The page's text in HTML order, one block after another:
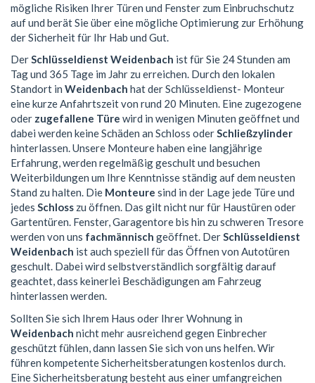
mögliche Risiken Ihrer Türen und Fenster zum Einbruchschutz
auf und berät Sie über eine mögliche Optimierung zur Erhöhung
der Sicherheit für Ihr Hab und Gut.
DerSchlüsseldienst Weidenbach ist für Sie 24 Stunden am
Tag und 365 Tage im Jahr zu erreichen. Durch den lokalen
Standort in Weidenbach hat der Schlüsseldienst- Monteur
eine kurze Anfahrtszeit von rund 20 Minuten. Eine zugezogene
oder zugefallene Türe wird in wenigen Minuten geöffnet und
dabei werden keine Schäden an Schloss oderSchließzylinder
hinterlassen. Unsere Monteure haben eine langjährige
Erfahrung, werden regelmäßig geschult und besuchen
Weiterbildungen um Ihre Kenntnisse ständig auf dem neusten
Stand zu halten. Die Monteure sind in der Lage jede Türe und
jedes Schloss zu öffnen. Das gilt nicht nur für Haustüren oder
Gartentüren. Fenster, Garagentore bis hin zu schweren Tresore
werden von uns fachmännisch geöffnet. DerSchlüsseldienst
Weidenbach ist auch speziell für das Öffnen von Autotüren
geschult. Dabei wird selbstverständlich sorgfältig darauf
geachtet, dass keinerlei Beschädigungen am Fahrzeug
hinterlassen werden.
Sollten Sie sich Ihrem Haus oder Ihrer Wohnung in
Weidenbach nicht mehr ausreichend gegen Einbrecher
geschützt fühlen, dann lassen Sie sich von uns helfen. Wir
führen kompetente Sicherheitsberatungen kostenlos durch.
Eine Sicherheitsberatung besteht aus einer umfangreichen